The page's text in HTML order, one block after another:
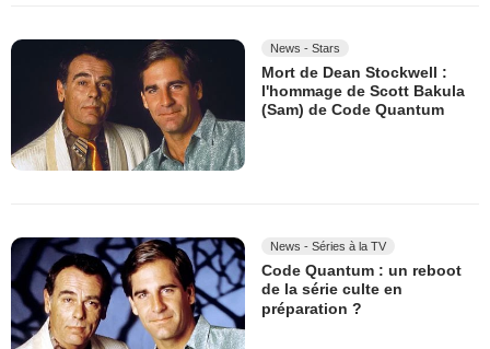
News - Stars
Mort de Dean Stockwell :
l'hommage de Scott Bakula
(Sam) de Code Quantum
News - Séries à la TV
Code Quantum : un reboot
de la série culte en
préparation ?